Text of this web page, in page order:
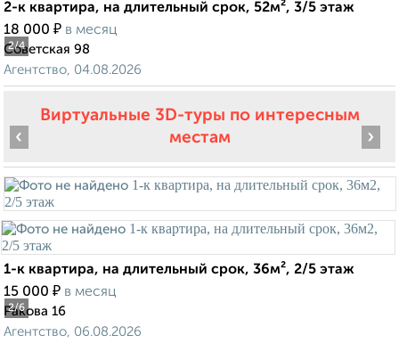
2/4
2-к квартира, на длительный срок, 52м², 3/5 этаж
18 000 ₽ в месяц
Советская 98
Агентство, 04.08.2026
Виртуальные 3D-туры по интересным
местам
2/6
‹ ›
1-к квартира, на длительный срок, 36м², 2/5 этаж
15 000 ₽ в месяц
Ракова 16
Агентство, 06.08.2026